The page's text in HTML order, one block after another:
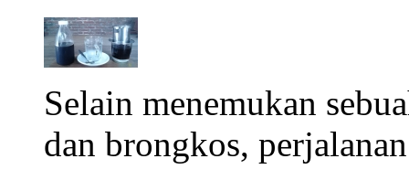
Selain menemukan
dan brongkos,